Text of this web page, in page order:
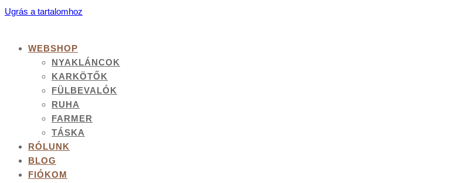
Ugrás a tartalomhoz
WEBSHOP
NYAKLÁNCOK
KARKÖTŐK
FÜLBEVALÓK
RUHA
FARMER
TÁSKA
RÓLUNK
BLOG
FIÓKOM